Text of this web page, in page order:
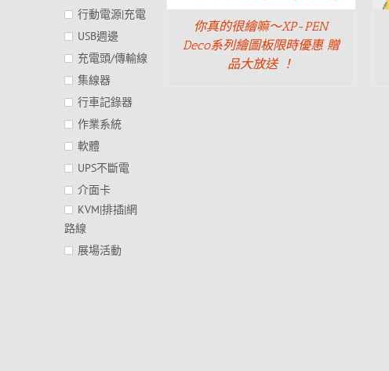
你真的很繪嘛～XP-PEN
Deco系列繪圖板限時優惠 贈
品大放送 ！
行動電源|充電
USB週邊
充電頭/傳輸線
集線器
行車記錄器
作業系統
軟體
UPS不斷電
介面卡
KVM|排插|網
路線
展場活動